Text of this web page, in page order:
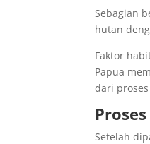
Sebagian
hutan
Faktor
Papua
dari
Setelah